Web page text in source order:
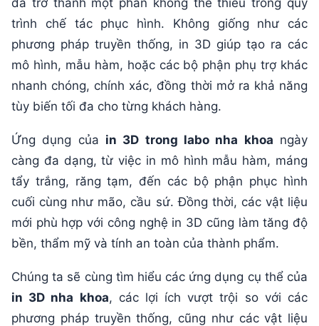
trình chế tác phục hình. Không giống như các
phương pháp truyền thống, in 3D giúp tạo ra các
mô hình, mẫu hàm, hoặc các bộ phận phụ trợ khác
nhanh chóng, chính xác, đồng thời mở ra khả năng
tùy biến tối đa cho từng khách hàng.
Ứng dụng của in 3D trong labo nha khoa ngày
càng đa dạng, từ việc in mô hình mẫu hàm, máng
tẩy trắng, răng tạm, đến các bộ phận phục hình
cuối cùng như mão, cầu sứ. Đồng thời, các vật liệu
mới phù hợp với công nghệ in 3D cũng làm tăng độ
bền, thẩm mỹ và tính an toàn của thành phẩm.
Chúng ta sẽ cùng tìm hiểu các ứng dụng cụ thể của
in 3D nha khoa, các lợi ích vượt trội so với các
phương pháp truyền thống, cũng như các vật liệu